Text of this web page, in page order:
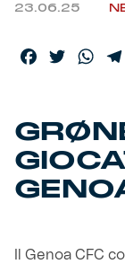
Fortissimo
23.06.25
Facebook
Twitter
Il Genoa CFC